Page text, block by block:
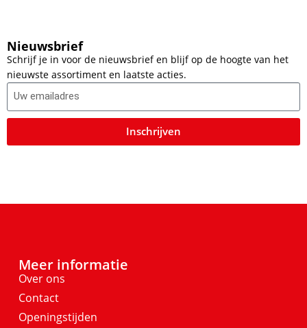
Nieuwsbrief
Schrijf je in voor de nieuwsbrief en blijf op de hoogte van het
nieuwste assortiment en laatste acties.
Inschrijven
Meer informatie
Over ons
Contact
Openingstijden